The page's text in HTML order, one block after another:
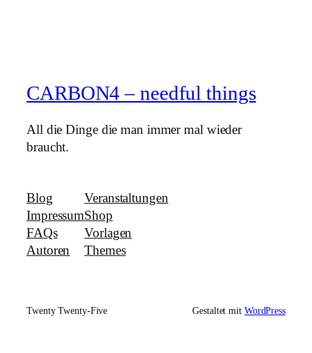
CARBON4 – needful things
All die Dinge die man immer mal wieder
braucht.
Blog
Impressum
FAQs
Autoren
Veranstaltungen
Shop
Vorlagen
Themes
Twenty Twenty-Five Gestaltet mit WordPress